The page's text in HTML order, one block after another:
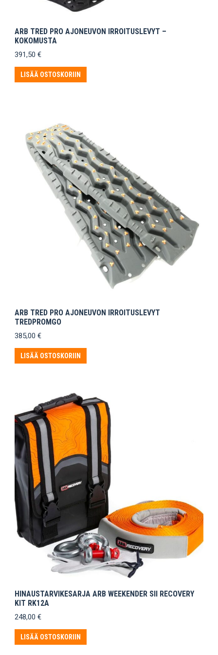
ARB TRED PRO AJONEUVON IRROITUSLEVYT –
KOKOMUSTA
391,50 €
LISÄÄ OSTOSKORIIN
ARB TRED PRO AJONEUVON IRROITUSLEVYT
TREDPROMGO
385,00 €
LISÄÄ OSTOSKORIIN
HINAUSTARVIKESARJA ARB WEEKENDER SII RECOVERY
KIT RK12A
248,00 €
LISÄÄ OSTOSKORIIN